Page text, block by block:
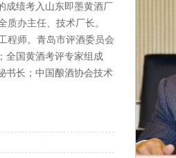
绩考入山东即墨黄酒厂
办主任、技术厂长。
程师。青岛市评酒委员会
全国黄酒考评专家组成
书长；中国酿酒协会技术